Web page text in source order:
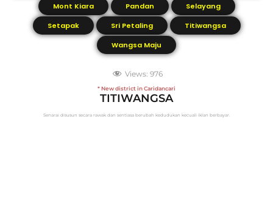
Mont Kiara
Pandan
Selayang
Setapak
Sri Petaling
Titiwangsa
Wangsa Maju
Views: 976
* New district in Caridancari
TITIWANGSA
Senarai disusun secara rawak dan sentiasa berubah kedudukan kecuali iklan berbayar.